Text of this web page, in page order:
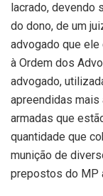
lacrado, devendo
do dono, de um
advogado que
à Ordem dos
advogado,
apreendidas
armadas que
quantidade que
munição de
prepostos do MP